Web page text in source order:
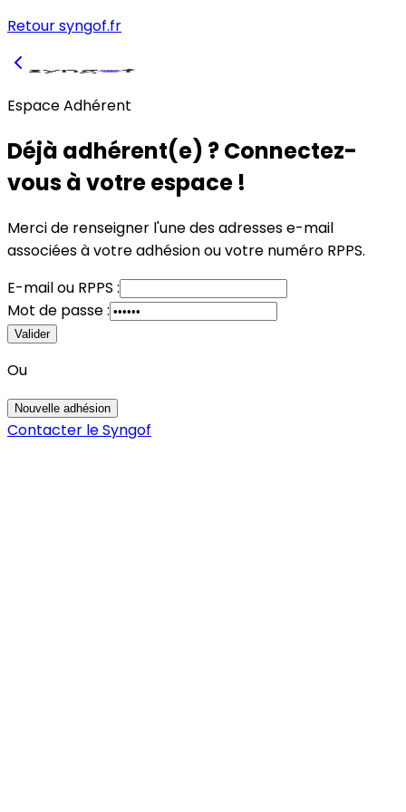
Retour syngof.fr
Espace Adhérent
Déjà adhérent(e) ? Connectez-
vous à votre espace !
Merci de renseigner l'une des adresses e-mail
associées à votre adhésionouvotre numéro RPPS.
E-mailou RPPS :
Mot de passe :
Valider
Ou
Nouvelle adhésion
Contacter le Syngof